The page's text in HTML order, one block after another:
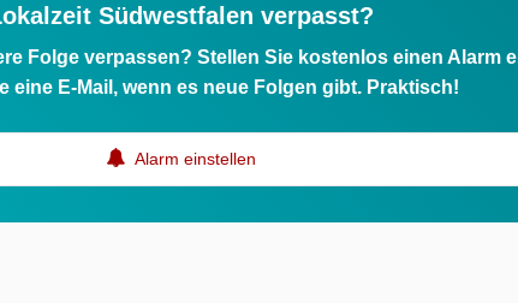
Südwestfalen verpasst?
Folge verpassen? Stellen Sie kostenlos einen Alarm
eine E-Mail, wenn es neue Folgen gibt. Praktisch!
Alarm einstellen